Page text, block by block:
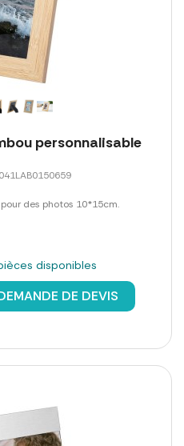
personnalisable
des photos 10*15cm.
disponibles
DE DEVIS